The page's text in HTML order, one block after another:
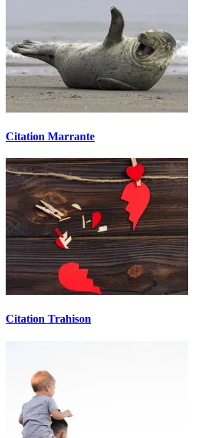
Citation Marrante
Citation Trahison